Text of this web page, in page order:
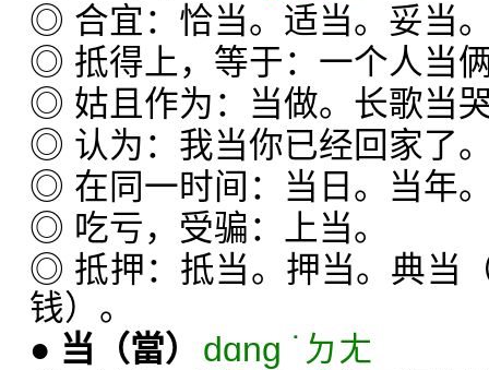
◎ 合宜：恰当。适当。妥当
◎ 抵得上，等于：一个人当
◎ 姑且作为：当做。长歌当
◎ 认为：我当你已经回家了
◎ 在同一时间：当日。当年
◎ 吃亏，受骗：上当。
◎ 抵押：抵当。押当。典当
钱）。
● 当 （當）
dɑng ˙ㄉㄤ